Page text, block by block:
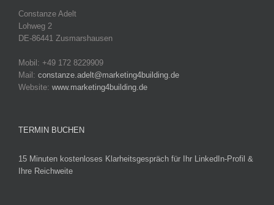
Constanze Adelt
Lohweg 2
DE-86441 Zusmarshausen
Mobil: +49 172 8229909
Mail: constanze.adelt@marketing4building.de
Website: www.marketing4building.de
TERMIN BUCHEN
15 Minuten kostenloses Klarheitsgespräch für Ihr LinkedIn-Profil &
Ihre Reichweite